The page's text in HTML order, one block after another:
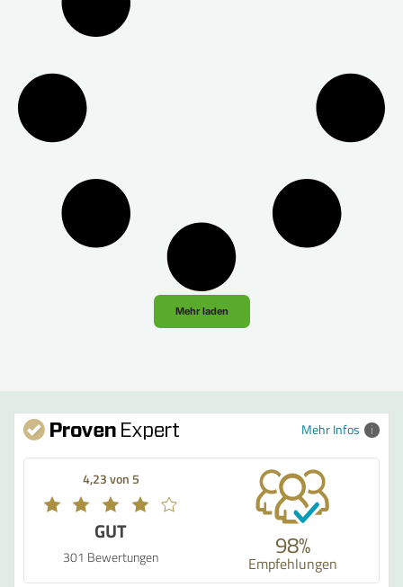
Mehr laden
Mehr Infos
4,23 von 5
GUT
301 Bewertungen 98%
Empfehlungen